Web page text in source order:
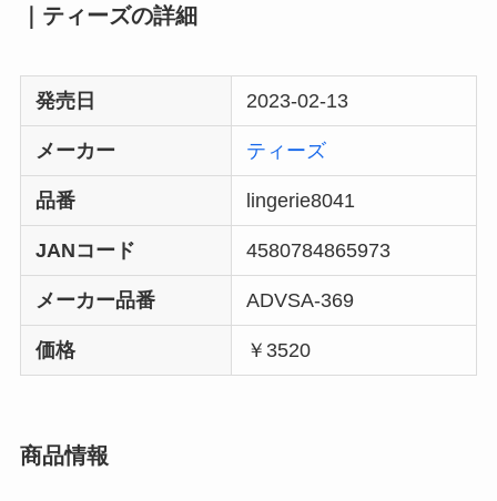
｜ティーズの詳細
発売日 2023-02-13
メーカー ティーズ
品番 lingerie8041
JANコード 4580784865973
メーカー品番 ADVSA-369
価格 ￥3520
商品情報